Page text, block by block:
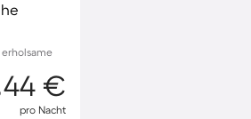
44 €
pro Nacht